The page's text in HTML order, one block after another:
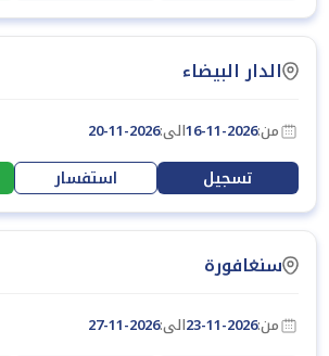
الدار البيضاء
من:16-11-2026الى:20-11-2026
تسجيل استفسار
سنغافورة
من:23-11-2026الى:27-11-2026